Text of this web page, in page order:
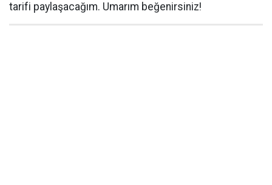
tarifi paylaşacağım. Umarım beğenirsiniz!